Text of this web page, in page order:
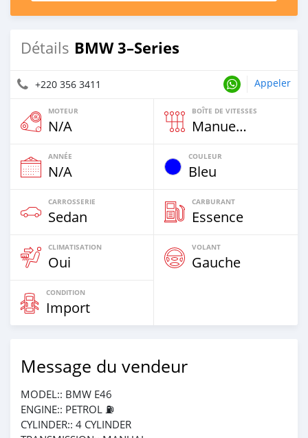
Détails BMW 3–Series
+220 356 3411 Appeler
MOTEUR
N/A
BOÎTE DE VITESSES
Manuelle
ANNÉE
N/A
COULEUR
Bleu
CARROSSERIE
Sedan
CARBURANT
Essence
CLIMATISATION
Oui
VOLANT
Gauche
CONDITION
Import
Message du vendeur
MODEL:: BMW E46
ENGINE:: PETROL ⛽️
CYLINDER:: 4 CYLINDER